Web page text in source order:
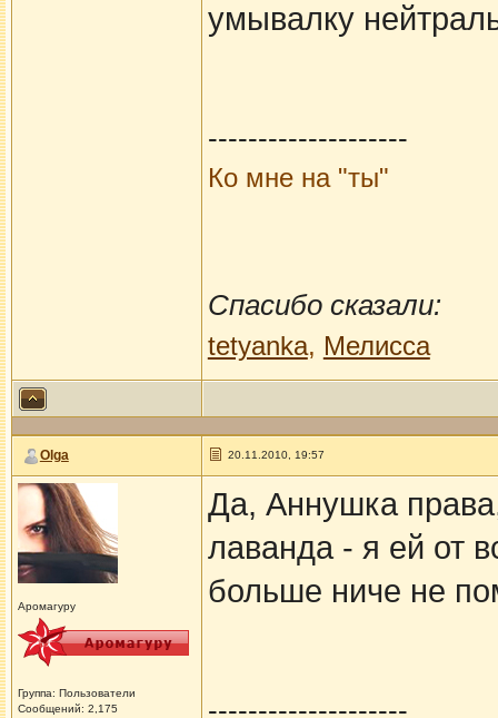
умывалку
--------------------
Ко мне на "ты"
Спасибо сказали:
tetyanka, Мелисса
Olga 20.11.2010, 19:57
Аромагуру
Группа: Пользователи
Сообщений: 2,175
Да, Аннушка
лаванда - я ей от
больше ниче не
--------------------